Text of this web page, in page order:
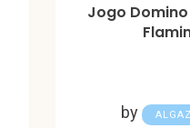
Jogo
by